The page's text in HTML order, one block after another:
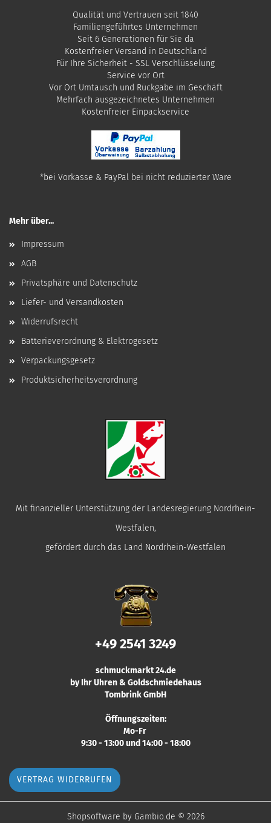
Qualität und Vertrauen seit 1840
Familiengeführtes Unternehmen
Seit 6 Generationen für Sie da
Kostenfreier Versand in Deutschland
Für Ihre Sicherheit - SSL Verschlüsselung
Service vor Ort
Vor Ort Umtausch und Rückgabe im Geschäft
Mehrfach ausgezeichnetes Unternehmen
​Kostenfreier Einpackservice
*bei Vorkasse & PayPal bei nicht reduzierter Ware
Mehr über...
Impressum
AGB
Privatsphäre und Datenschutz
Liefer- und Versandkosten
Widerrufsrecht
Batterieverordnung & Elektrogesetz
Verpackungsgesetz
Produktsicherheitsverordnung
Mit finanzieller Unterstützung der Landesregierung Nordrhein-
Westfalen,
gefördert durch das Land Nordrhein-Westfalen
+49 2541 3249
schmuckmarkt 24.de
by Ihr Uhren & Goldschmiedehaus
Tombrink GmbH
Öffnungszeiten:
Mo-Fr
9:30 - 13:00 und 14:00 - 18:00
VERTRAG WIDERRUFEN
Shopsoftware by Gambio.de © 2026